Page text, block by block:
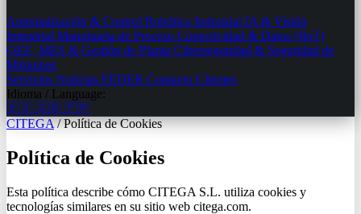
Automatización & Control Robótica Industrial IA & Visión
Industrial Maquinaria de Proceso Conectividad & Datos (IIoT)
OEE, MES & Gestión de Planta Ciberseguridad & Seguridad de
Máquinas
Servicios Noticias FEDER Contacto Clientes
Idioma / Language:
🇪🇸 🇬🇧 🇫🇷
CITEGA / Política de Cookies
Política de Cookies
Esta política describe cómo CITEGA S.L. utiliza cookies y
tecnologías similares en su sitio web citega.com.